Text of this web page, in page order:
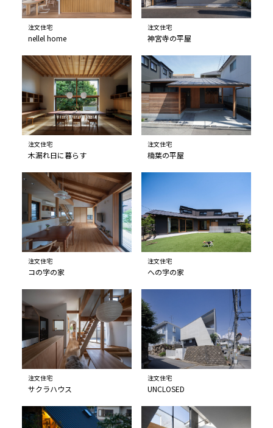
注文住宅
nellel home
注文住宅
神宮寺の平屋
注文住宅
木漏れ日に暮らす
注文住宅
楠葉の平屋
注文住宅
コの字の家
注文住宅
への字の家
注文住宅
サクラハウス
注文住宅
UNCLOSED